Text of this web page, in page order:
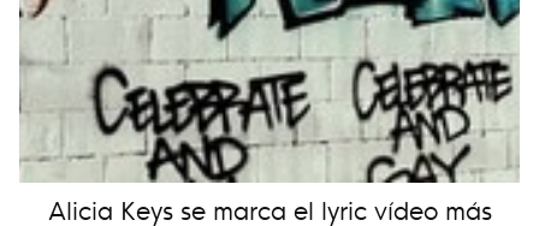
Alicia Keys se marca el lyric vídeo más